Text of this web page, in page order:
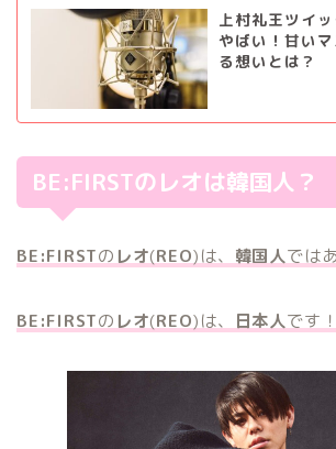
上村礼王ツイ
やばい！甘い
る想いとは？
BE:FIRSTのレオは韓国人？
BE:FIRSTの レオ(REO)は、 韓国人では
BE:FIRSTの レオ(REO)は、 日本人です！